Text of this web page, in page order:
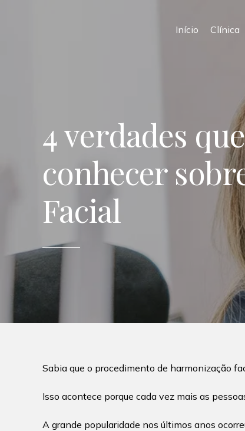
Início Clínica
4 verdades
conhecer
Facial
Sabia que o procedimento de harmonização
Isso acontece porque cada vez mais as
A grande popularidade nos últimos anos